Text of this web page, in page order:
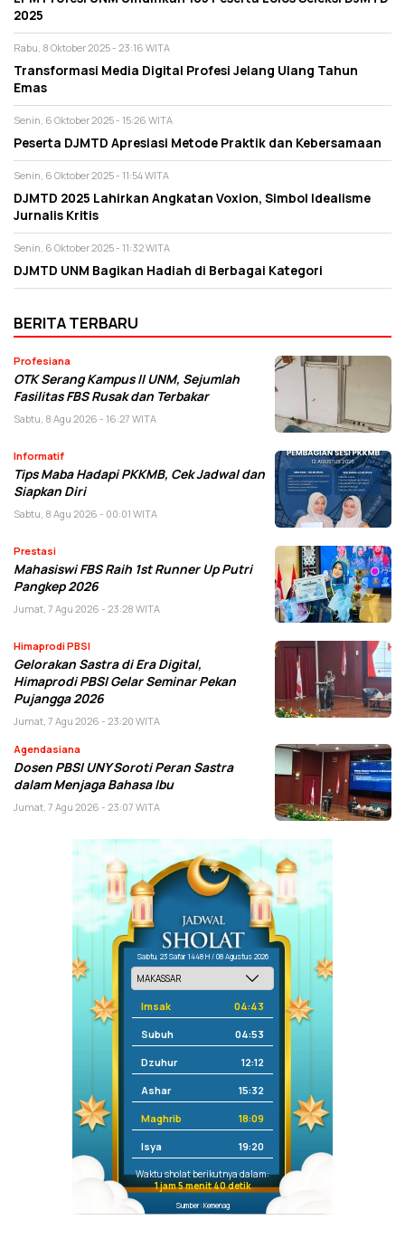
2025
Rabu, 8 Oktober 2025 - 23:16 WITA
Transformasi Media Digital Profesi Jelang Ulang Tahun
Emas
Senin, 6 Oktober 2025 - 15:26 WITA
Peserta DJMTD Apresiasi Metode Praktik dan Kebersamaan
Senin, 6 Oktober 2025 - 11:54 WITA
DJMTD 2025 Lahirkan Angkatan Voxion, Simbol Idealisme
Jurnalis Kritis
Senin, 6 Oktober 2025 - 11:32 WITA
DJMTD UNM Bagikan Hadiah di Berbagai Kategori
BERITA TERBARU
Profesiana
OTK Serang Kampus II UNM, Sejumlah
Fasilitas FBS Rusak dan Terbakar
Sabtu, 8 Agu 2026 - 16:27 WITA
Informatif
Tips Maba Hadapi PKKMB, Cek Jadwal dan
Siapkan Diri
Sabtu, 8 Agu 2026 - 00:01 WITA
Prestasi
Mahasiswi FBS Raih 1st Runner Up Putri
Pangkep 2026
Jumat, 7 Agu 2026 - 23:28 WITA
Himaprodi PBSI
Gelorakan Sastra di Era Digital,
Himaprodi PBSI Gelar Seminar Pekan
Pujangga 2026
Jumat, 7 Agu 2026 - 23:20 WITA
Agendasiana
Dosen PBSI UNY Soroti Peran Sastra
dalam Menjaga Bahasa Ibu
Jumat, 7 Agu 2026 - 23:07 WITA
Sabtu, 23 Safar 1448 H / 08 Agustus 2026
Imsak 04:43
Subuh 04:53
Dzuhur 12:12
Ashar 15:32
Maghrib 18:09
Isya 19:20
Waktu sholat berikutnya dalam:
1 jam 5 menit 40 detik
Sumber: Kemenag